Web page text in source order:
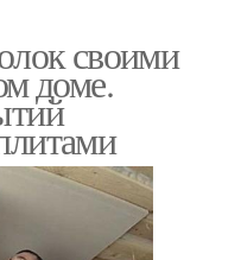
своими
доме.